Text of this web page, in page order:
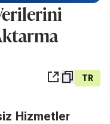
TR
Hizmetler